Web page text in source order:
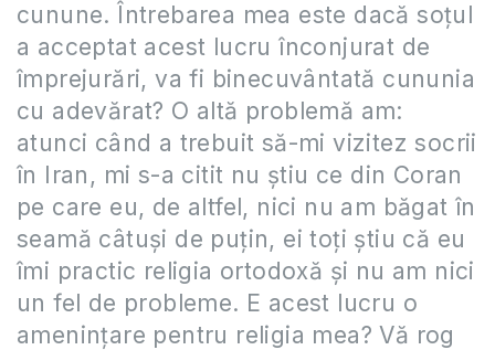
cunune. Întrebarea mea este dacă soţul
a acceptat acest lucru înconjurat de
împrejurări, va fi binecuvântată cununia
cu adevărat? O altă problemă am:
atunci când a trebuit să-mi vizitez socrii
în Iran, mi s-a citit nu ştiu ce din Coran
pe care eu, de altfel, nici nu am băgat în
seamă câtuşi de puțin, ei toți știu că eu
îmi practic religia ortodoxă şi nu am nici
un fel de probleme. E acest lucru o
amenințare pentru religia mea? Vă rog